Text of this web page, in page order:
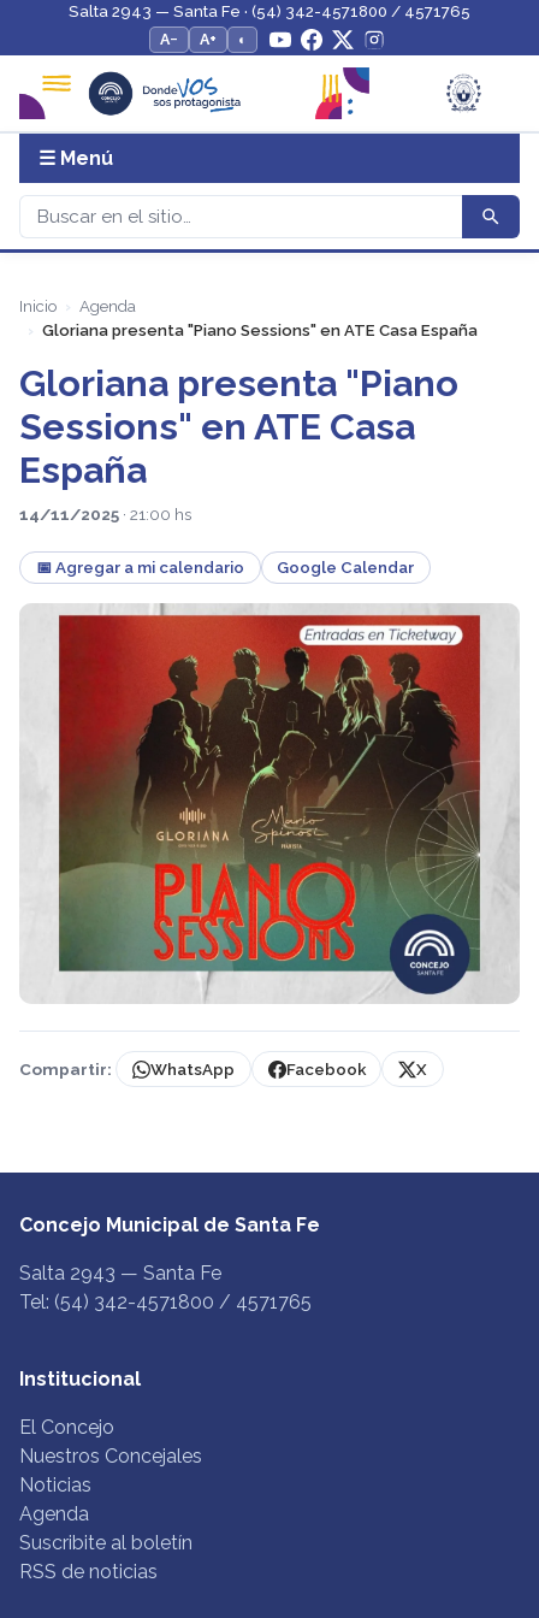
Salta 2943 — Santa Fe · (54) 342-4571800 / 4571765
A−
A+ ◐
☰ Menú
Inicio
Agenda
Gloriana presenta "Piano Sessions" en ATE Casa España
Gloriana presenta "Piano
Sessions" en ATE Casa
España
14/11/2025 · 21:00 hs
📅 Agregar a mi calendario Google Calendar
Compartir: WhatsApp Facebook X
Concejo Municipal de Santa Fe
Salta 2943 — Santa Fe
Tel: (54) 342-4571800 / 4571765
Institucional
El Concejo
Nuestros Concejales
Noticias
Agenda
Suscribite al boletín
RSS de noticias